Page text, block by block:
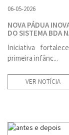
06-05-2026
NOVA PÁDUA
DO SISTEMA BDA
Iniciativa
primeira infânc...
VER NOTÍCIA